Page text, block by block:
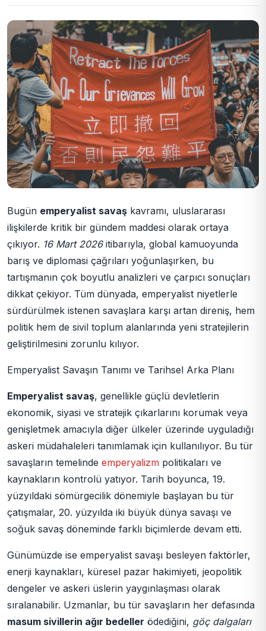
Bugün emperyalist savaş kavramı, uluslararası
ilişkilerde kritik bir gündem maddesi olarak ortaya
çıkıyor. 16 Mart 2026itibarıyla, global kamuoyunda
barış ve diplomasi çağrıları yoğunlaşırken, bu
tartışmanın çok boyutlu analizleri ve çarpıcı sonuçları
dikkat çekiyor. Tüm dünyada, emperyalist niyetlerle
sürdürülmek istenen savaşlara karşı artan direniş, hem
politik hem de sivil toplum alanlarında yeni stratejilerin
geliştirilmesini zorunlu kılıyor.
Emperyalist Savaşın Tanımı ve Tarihsel Arka Planı
Emperyalist savaş, genellikle güçlü devletlerin
ekonomik, siyasi ve stratejik çıkarlarını korumak veya
genişletmek amacıyla diğer ülkeler üzerinde uyguladığı
askeri müdahaleleri tanımlamak için kullanılıyor. Bu tür
savaşların temelinde emperyalizm politikaları ve
kaynakların kontrolü yatıyor. Tarih boyunca, 19.
yüzyıldaki sömürgecilik dönemiyle başlayan bu tür
çatışmalar, 20. yüzyılda iki büyük dünya savaşı ve
soğuk savaş döneminde farklı biçimlerde devam etti.
Günümüzde ise emperyalist savaşı besleyen faktörler,
enerji kaynakları, küresel pazar hakimiyeti, jeopolitik
dengeler ve askeri üslerin yaygınlaşması olarak
sıralanabilir. Uzmanlar, bu tür savaşların her defasında
masum sivillerin ağır bedeller ödediğini, göç dalgaları